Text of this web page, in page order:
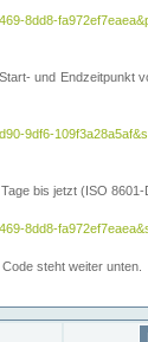
8dd8-
und
9df6-
bis jetzt (ISO 8601-
8dd8-
steht weiter unten.